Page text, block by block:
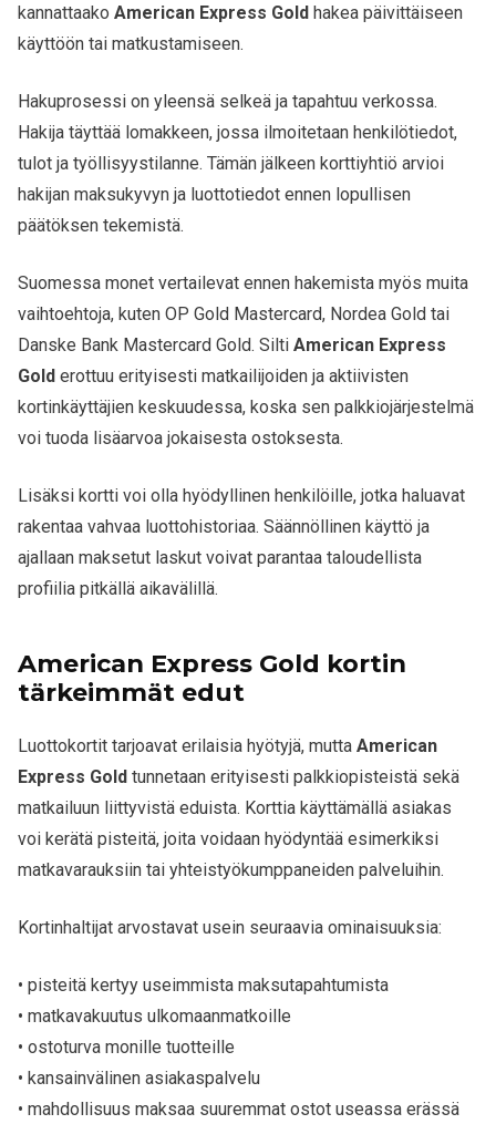
kannattaako American Express Gold hakea päivittäiseen
käyttöön tai matkustamiseen.
Hakuprosessi on yleensä selkeä ja tapahtuu verkossa.
Hakija täyttää lomakkeen, jossa ilmoitetaan henkilötiedot,
tulot ja työllisyystilanne. Tämän jälkeen korttiyhtiö arvioi
hakijan maksukyvyn ja luottotiedot ennen lopullisen
päätöksen tekemistä.
Suomessa monet vertailevat ennen hakemista myös muita
vaihtoehtoja, kuten OP Gold Mastercard, Nordea Gold tai
Danske Bank Mastercard Gold. Silti American Express
Gold erottuu erityisesti matkailijoiden ja aktiivisten
kortinkäyttäjien keskuudessa, koska sen palkkiojärjestelmä
voi tuoda lisäarvoa jokaisesta ostoksesta.
Lisäksi kortti voi olla hyödyllinen henkilöille, jotka haluavat
rakentaa vahvaa luottohistoriaa. Säännöllinen käyttö ja
ajallaan maksetut laskut voivat parantaa taloudellista
profiilia pitkällä aikavälillä.
American Express Gold kortin
tärkeimmät edut
Luottokortit tarjoavat erilaisia hyötyjä, mutta American
Express Gold tunnetaan erityisesti palkkiopisteistä sekä
matkailuun liittyvistä eduista. Korttia käyttämällä asiakas
voi kerätä pisteitä, joita voidaan hyödyntää esimerkiksi
matkavarauksiin tai yhteistyökumppaneiden palveluihin.
Kortinhaltijat arvostavat usein seuraavia ominaisuuksia:
• pisteitä kertyy useimmista maksutapahtumista
• matkavakuutus ulkomaanmatkoille
• ostoturva monille tuotteille
• kansainvälinen asiakaspalvelu
• mahdollisuus maksaa suuremmat ostot useassa erässä